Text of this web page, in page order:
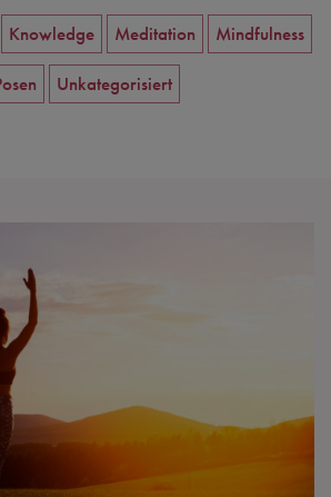
Knowledge Meditation Mindfulness
Unkategorisiert